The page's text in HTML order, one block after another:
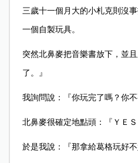
三歲十一個月大的小札克則沒
一個自製玩具。
突然北鼻麥把音樂書放下，並
了。』
我詢問說：『你玩完了嗎？你不
北鼻麥很確定地點頭：『ＹＥＳ
於是我說：『那拿給葛格玩好不